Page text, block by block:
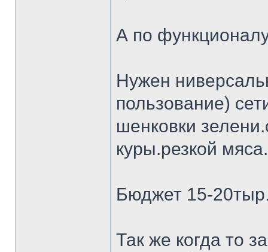
А по
Нужен
пользование)
шенковки
куры.резкой
Бюджет 15-
Так же когда то